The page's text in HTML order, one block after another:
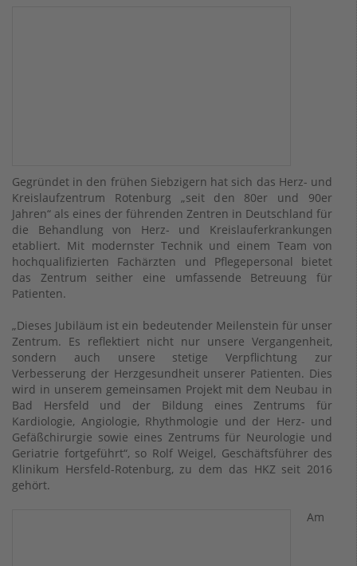
Gegründet in den frühen Siebzigern hat sich das Herz- und
Kreislaufzentrum Rotenburg „seit den 80er und 90er
Jahren“ als eines der führenden Zentren in Deutschland für
die Behandlung von Herz- und Kreislauferkrankungen
etabliert. Mit modernster Technik und einem Team von
hochqualifizierten Fachärzten und Pflegepersonal bietet
das Zentrum seither eine umfassende Betreuung für
Patienten.
„Dieses Jubiläum ist ein bedeutender Meilenstein für unser
Zentrum. Es reflektiert nicht nur unsere Vergangenheit,
sondern auch unsere stetige Verpflichtung zur
Verbesserung der Herzgesundheit unserer Patienten. Dies
wird in unserem gemeinsamen Projekt mit dem Neubau in
Bad Hersfeld und der Bildung eines Zentrums für
Kardiologie, Angiologie, Rhythmologie und der Herz- und
Gefäßchirurgie sowie eines Zentrums für Neurologie und
Geriatrie fortgeführt“, so Rolf Weigel, Geschäftsführer des
Klinikum Hersfeld-Rotenburg, zu dem das HKZ seit 2016
gehört.
Am